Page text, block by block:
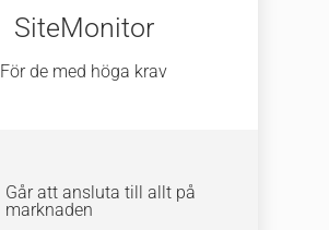
SiteMonitor
För de med höga krav
Går att ansluta till allt på
marknaden